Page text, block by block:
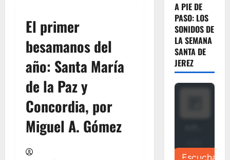
El primer
besamanos del
año: Santa María
de la Paz y
Concordia, por
Miguel A. Gómez
A PIE DE
PASO: LOS
SONIDOS DE
LA SEMANA
SANTA DE
JEREZ